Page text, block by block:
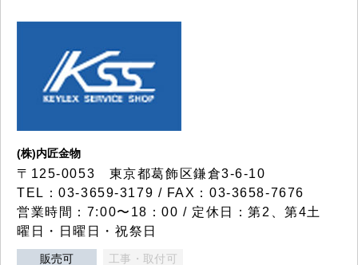
(株)内匠金物
〒125-0053 東京都葛飾区鎌倉3-6-10
TEL：03-3659-3179 / FAX：03-3658-7676
営業時間：7:00〜18：00 / 定休日：第2、第4土
曜日・日曜日・祝祭日
販売可 工事・取付可